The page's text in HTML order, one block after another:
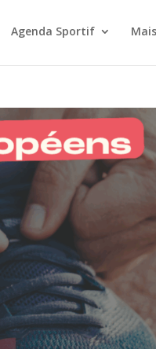
Agenda Sportif